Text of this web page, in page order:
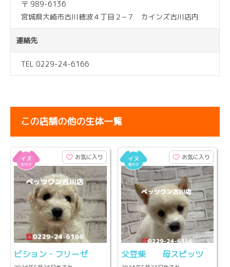
〒 989-6136
宮城県大崎市古川穂波４丁目２−７ カインズ古川店内
連絡先
TEL 0229-24-6166
この店舗の他の生体一覧
お気に入り
ビション・フリーゼ
お気に入り
父豆柴 母スピッツ